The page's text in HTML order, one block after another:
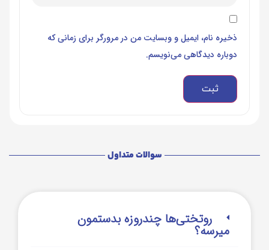
ذخیره نام، ایمیل و وبسایت من در مرورگر برای زمانی که
دوباره دیدگاهی می‌نویسم.
سوالات متداول
روتختی‌‌ها چندروزه بدستمون
میرسه؟